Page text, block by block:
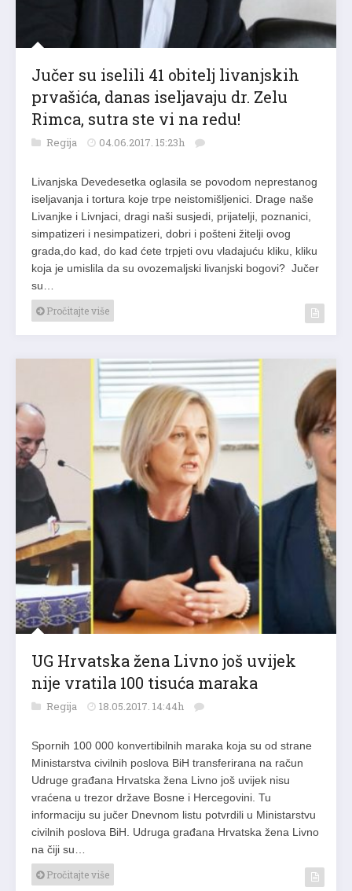
Jučer su iselili 41 obitelj livanjskih
prvašića, danas iseljavaju dr. Zelu
Rimca, sutra ste vi na redu!
Regija 04.06.2017. 15:23h
Livanjska Devedesetka oglasila se povodom neprestanog
iseljavanja i tortura koje trpe neistomišljenici. Drage naše
Livanjke i Livnjaci, dragi naši susjedi, prijatelji, poznanici,
simpatizeri i nesimpatizeri, dobri i pošteni žitelji ovog
grada,do kad, do kad ćete trpjeti ovu vladajuću kliku, kliku
koja je umislila da su ovozemaljski livanjski bogovi? Jučer
su…
Pročitajte više
UG Hrvatska žena Livno još uvijek
nije vratila 100 tisuća maraka
Regija 18.05.2017. 14:44h
Spornih 100 000 konvertibilnih maraka koja su od strane
Ministarstva civilnih poslova BiH transferirana na račun
Udruge građana Hrvatska žena Livno još uvijek nisu
vraćena u trezor države Bosne i Hercegovini. Tu
informaciju su jučer Dnevnom listu potvrdili u Ministarstvu
civilnih poslova BiH. Udruga građana Hrvatska žena Livno
na čiji su…
Pročitajte više